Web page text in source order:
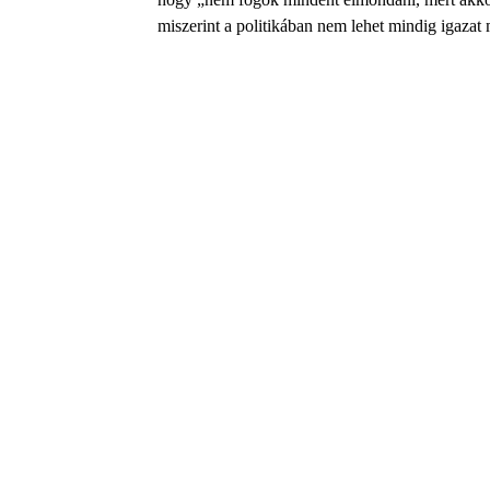
miszerint a politikában nem lehet mindig igazat